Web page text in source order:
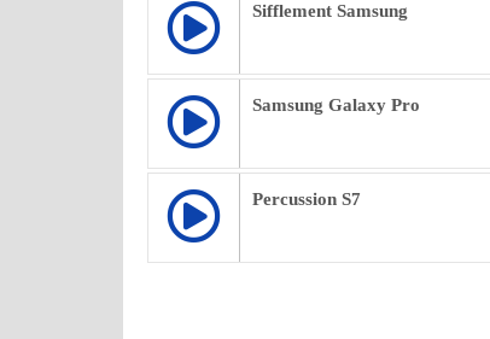
Sifflement Samsung
Samsung Galaxy Pro
Percussion S7